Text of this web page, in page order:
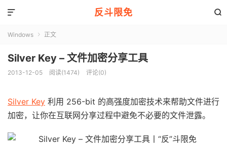
反斗限免 

Windows  正文
Silver Key – 文件加密分享工具
2013-12-05 阅读(1474) 评论(0)
Silver Key 利用 256-bit 的高强度加密技术来帮助文件进行
加密，让你在互联网分享过程中避免不必要的文件泄露。